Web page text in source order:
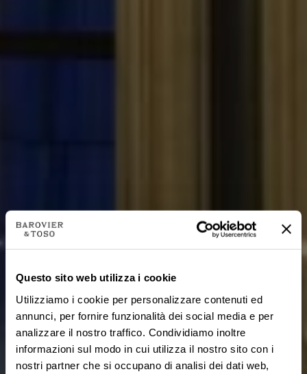
Questo sito web utilizza i cookie
Utilizziamo i cookie per personalizzare contenuti ed
annunci, per fornire funzionalità dei social media e per
analizzare il nostro traffico. Condividiamo inoltre
informazioni sul modo in cui utilizza il nostro sito con i
nostri partner che si occupano di analisi dei dati web,